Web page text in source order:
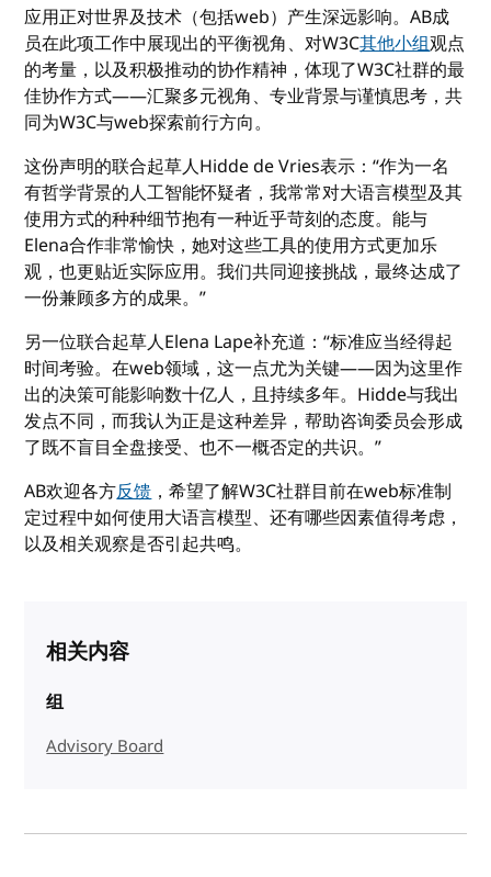
应用正对世界及技术（包括web）产生深远影响。AB成
员在此项工作中展现出的平衡视角、对W3C其他小组观点
的考量，以及积极推动的协作精神，体现了W3C社群的最
佳协作方式——汇聚多元视角、专业背景与谨慎思考，共
同为W3C与web探索前行方向。
这份声明的联合起草人Hidde de Vries表示：“作为一名
有哲学背景的人工智能怀疑者，我常常对大语言模型及其
使用方式的种种细节抱有一种近乎苛刻的态度。能与
Elena合作非常愉快，她对这些工具的使用方式更加乐
观，也更贴近实际应用。我们共同迎接挑战，最终达成了
一份兼顾多方的成果。”
另一位联合起草人Elena Lape补充道：“标准应当经得起
时间考验。在web领域，这一点尤为关键——因为这里作
出的决策可能影响数十亿人，且持续多年。Hidde与我出
发点不同，而我认为正是这种差异，帮助咨询委员会形成
了既不盲目全盘接受、也不一概否定的共识。”
AB欢迎各方反馈，希望了解W3C社群目前在web标准制
定过程中如何使用大语言模型、还有哪些因素值得考虑，
以及相关观察是否引起共鸣。
相关内容
组
Advisory Board